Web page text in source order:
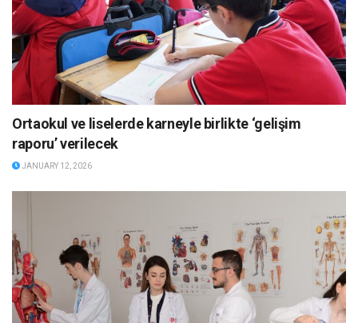
Ortaokul ve liselerde karneyle birlikte ‘gelişim
raporu’ verilecek
JANUARY 12, 2026